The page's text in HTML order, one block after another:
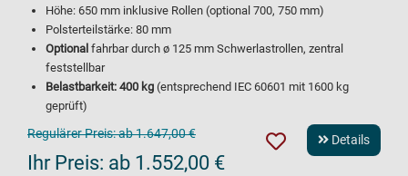
Höhe: 650 mm inklusive Rollen (optional 700, 750 mm)
Polsterteilstärke: 80 mm
Optional fahrbar durch ø 125 mm Schwerlastrollen, zentral
feststellbar
Belastbarkeit: 400 kg (entsprechend IEC 60601 mit 1600 kg
geprüft)
Regulärer Preis:ab 1.647,00 €
Ihr Preis: ab 1.552,00 €
Details